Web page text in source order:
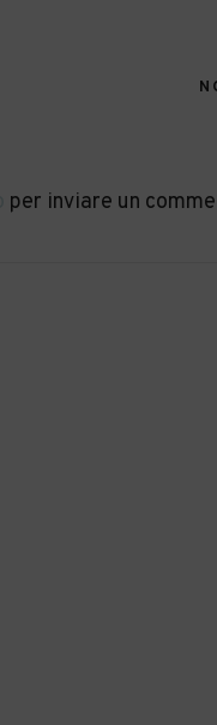
per inviare un